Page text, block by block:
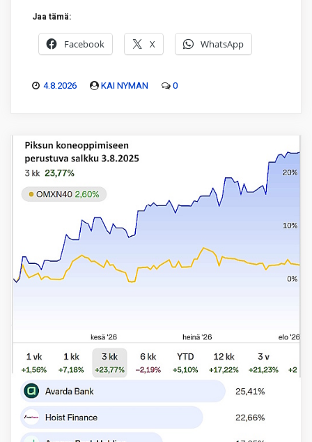
Jaa tämä:
Facebook X WhatsApp
4.8.2026 KAI NYMAN 0